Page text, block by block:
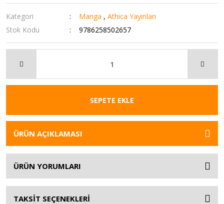
Kategori Manga ,Athica Yayınları
Stok Kodu
9786258502657
SEPETE EKLE
ÜRÜN AÇIKLAMASI
ÜRÜN YORUMLARI
TAKSİT SEÇENEKLERİ